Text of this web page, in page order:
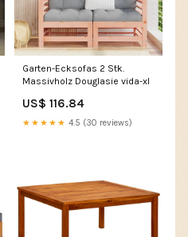
Garten-Ecksofas 2 Stk.
Massivholz Douglasie vida-xl
US$ 116.84
★★★★★ 4.5 (30 reviews)